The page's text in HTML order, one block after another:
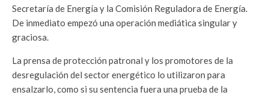
Secretaría de Energía y la Comisión Reguladora de Energía.
De inmediato empezó una operación mediática singular y
graciosa.
La prensa de protección patronal y los promotores de la
desregulación del sector energético lo utilizaron para
ensalzarlo, como si su sentencia fuera una prueba de la